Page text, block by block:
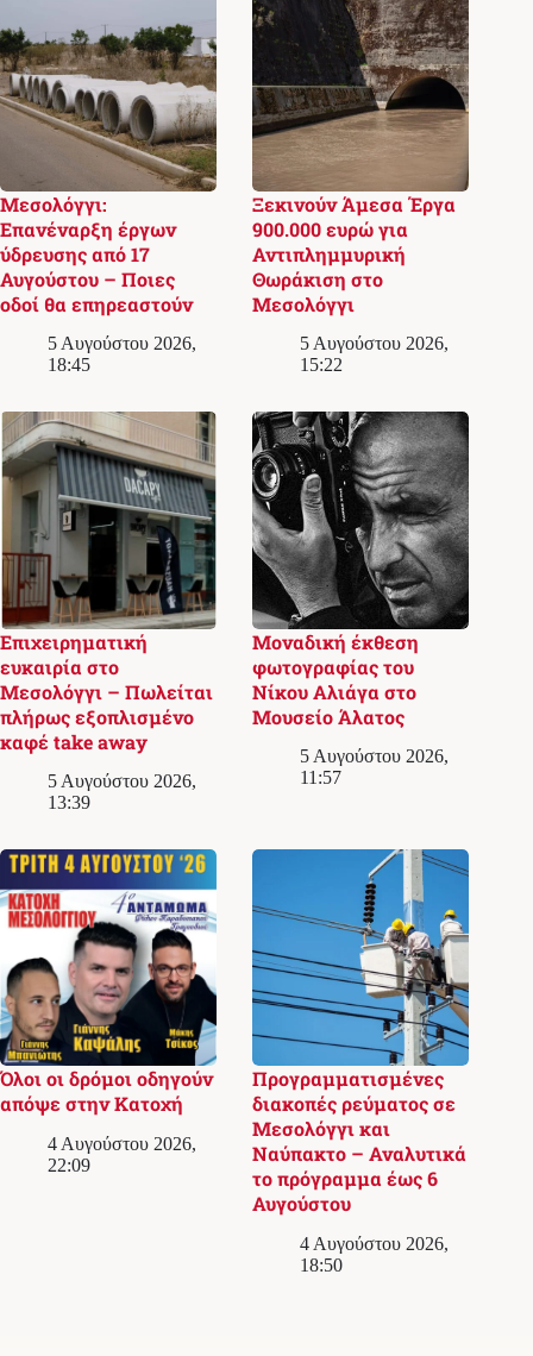
Μεσολόγγι:
Επανέναρξη έργων
ύδρευσης από 17
Αυγούστου – Ποιες
οδοί θα επηρεαστούν
5 Αυγούστου 2026,
18:45
Ξεκινούν Άμεσα Έργα
900.000 ευρώ για
Αντιπλημμυρική
Θωράκιση στο
Μεσολόγγι
5 Αυγούστου 2026,
15:22
Επιχειρηματική
ευκαιρία στο
Μεσολόγγι – Πωλείται
πλήρως εξοπλισμένο
καφέ take away
5 Αυγούστου 2026,
13:39
Μοναδική έκθεση
φωτογραφίας του
Νίκου Αλιάγα στο
Μουσείο Άλατος
5 Αυγούστου 2026,
11:57
Όλοι οι δρόμοι οδηγούν
απόψε στην Κατοχή
4 Αυγούστου 2026,
22:09
Προγραμματισμένες
διακοπές ρεύματος σε
Μεσολόγγι και
Ναύπακτο – Αναλυτικά
το πρόγραμμα έως 6
Αυγούστου
4 Αυγούστου 2026,
18:50